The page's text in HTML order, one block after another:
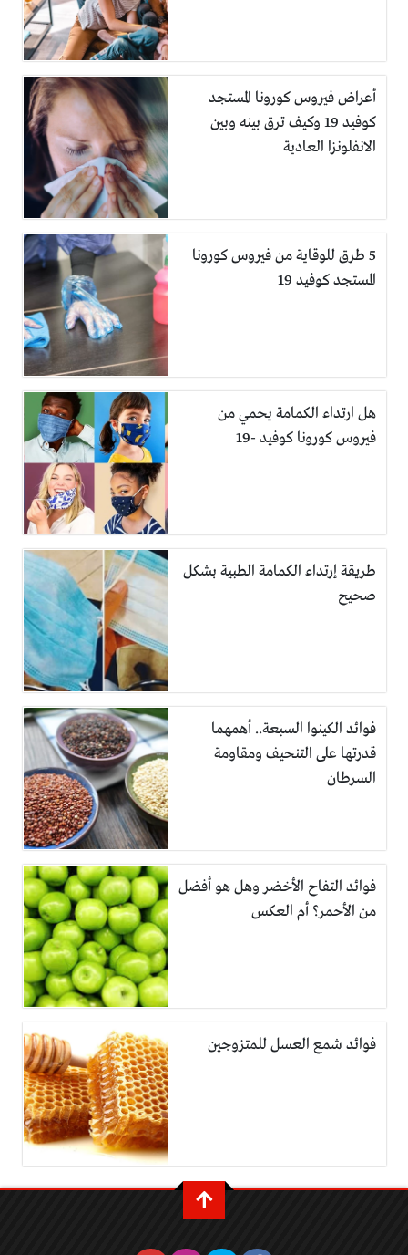
أعراض فيروس كورونا المستجد
كوفيد 19 وكيف ترق بينه وبين
الانفلونزا العادية
5 طرق للوقاية من فيروس كورونا
المستجد كوفيد 19
هل ارتداء الكمامة يحمي من
فيروس كورونا كوفيد -19
طريقة إرتداء الكمامة الطبية بشكل
صحيح
فوائد الكينوا السبعة.. أهمهما
قدرتها على التنحيف ومقاومة
السرطان
فوائد التفاح الأخضر وهل هو أفضل
من الأحمر؟ أم العكس
فوائد شمع العسل للمتزوجين